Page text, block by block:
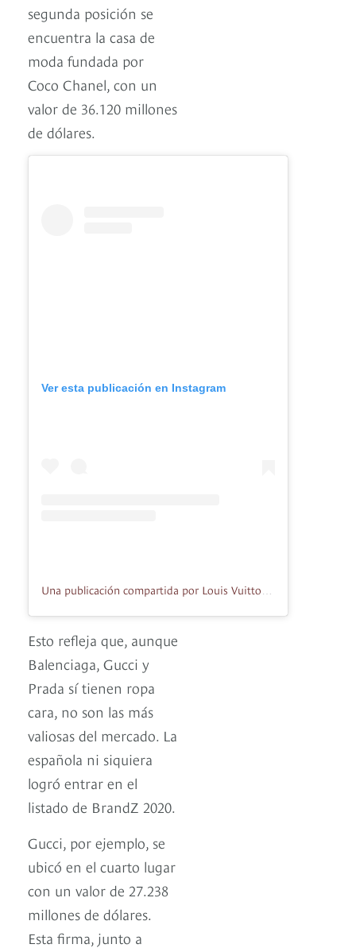
segunda posición se
encuentra la casa de
moda fundada por
Coco Chanel, con un
valor de 36.120 millones
de dólares.
Ver esta publicación en Instagram
Esto refleja que, aunque
Balenciaga, Gucci y
Prada sí tienen ropa
cara, no son las más
valiosas del mercado. La
española ni siquiera
logró entrar en el
listado de BrandZ 2020.
Gucci, por ejemplo, se
ubicó en el cuarto lugar
con un valor de 27.238
millones de dólares.
Esta firma, junto a